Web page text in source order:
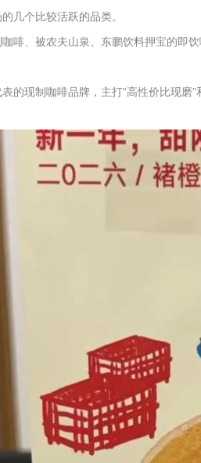
几个比较活跃的品类。
啡、被农夫山泉、东鹏饮料押宝的即
的现制咖啡品牌，主打“高性价比现